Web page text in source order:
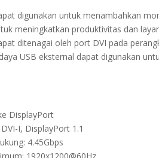
digunakan untuk menambahkan
meningkatkan produktivitas dan
ditenagai oleh port DVI pada
USB eksternal dapat digunakan
DisplayPort
I, DisplayPort 1.1
4.45Gbps